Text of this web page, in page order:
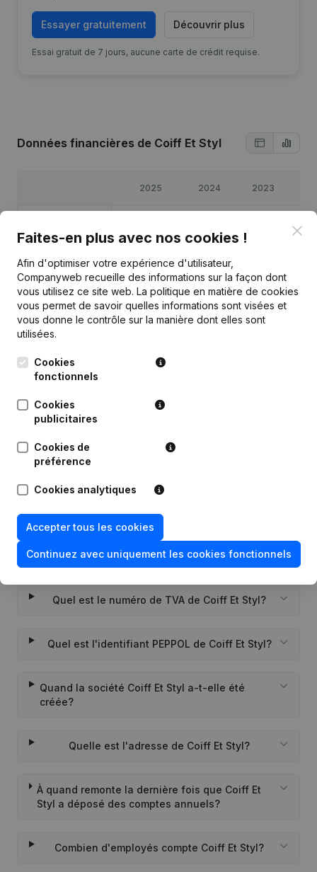
Essayer gratuitement Découvrir plus
Essai gratuit de 7 jours, aucune carte de crédit requise.
Données financières de Coiff Et Styl
2025 2024 2023
Capitaux propres -37 066 € -33 076
Marge brute € -1 274 €-3 108 €-374
Publicationsde Coiff Et Styl
Date
15-07-2014
Rubrique Constitution (Nouvelle
Questions fréquemment posées
Quel est le numéro de TVA de Coiff Et Styl?
Quel est l'identifiant PEPPOL de Coiff Et Styl?
Quand la société Coiff Et Styl a-t-elle été
créée?
Quelle est l'adresse de Coiff Et Styl?
À quand remonte la dernière fois que Coiff Et
Styl a déposé des comptes annuels?
Combien d'employés compte Coiff Et Styl?
Faites-en plus avec nos cookies !
Afin d'optimiser votre expérience d'utilisateur,
Companyweb recueille des informations sur la façon dont
vous utilisez ce site web. La politique en matière de cookies
vous permet de savoir quelles informations sont visées et
vous donne le contrôle sur la manière dont elles sont
utilisées.
Cookies
fonctionnels
Cookies
publicitaires
Cookies de
préférence
Cookies analytiques
Accepter tous les cookies
Continuez avec uniquement les cookies fonctionnels